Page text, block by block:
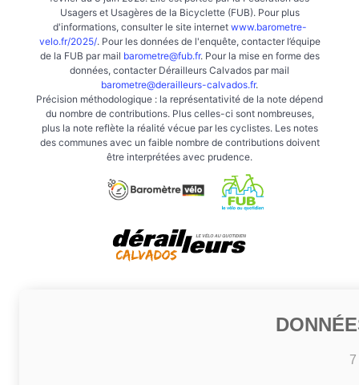
Usagers et Usagères de la Bicyclette (FUB). Pour plus
d'informations, consulter le site internet www.barometre-
velo.fr/2025/. Pour les données de l'enquête, contacter l’équipe
de la FUB par mail barometre@fub.fr. Pour la mise en forme des
données, contacter Dérailleurs Calvados par mail
barometre@derailleurs-calvados.fr.
Précision méthodologique : la représentativité de la note dépend
du nombre de contributions. Plus celles-ci sont nombreuses,
plus la note reflète la réalité vécue par les cyclistes. Les notes
des communes avec un faible nombre de contributions doivent
être interprétées avec prudence.
7